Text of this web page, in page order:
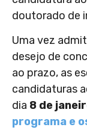
doutorado de
Uma vez
desejo de
ao prazo, as
candidaturas
dia 8 de
programa e